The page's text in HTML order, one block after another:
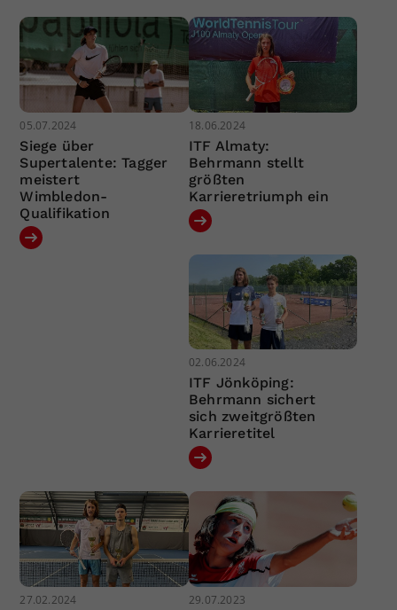
05.07.2024
Siege über
Supertalente: Tagger
meistert
Wimbledon-
Qualifikation
18.06.2024
ITF Almaty:
Behrmann stellt
größten
Karrieretriumph ein
02.06.2024
ITF Jönköping:
Behrmann sichert
sich zweitgrößten
Karrieretitel
27.02.2024 29.07.2023